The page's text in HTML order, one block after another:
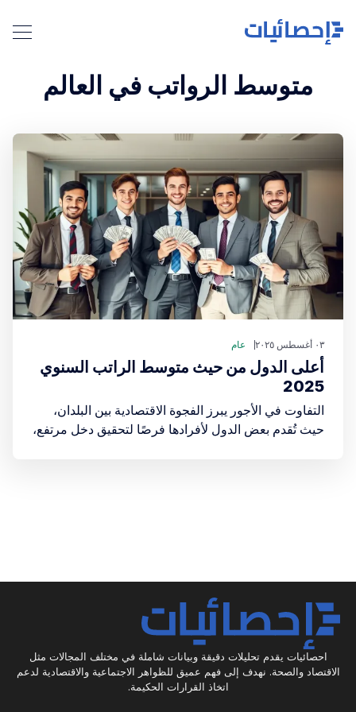
متوسط الرواتب في العالم
٠٣ أغسطس ٢٠٢٥ عام
أعلى الدول من حيث متوسط الراتب السنوي
2025
التفاوت في الأجور يبرز الفجوة الاقتصادية بين البلدان،
حيث تُقدم بعض الدول لأفرادها فرصًا لتحقيق دخل مرتفع،
احصائيات يقدم تحليلات دقيقة وبيانات شاملة في مختلف المجالات مثل
الاقتصاد والصحة. نهدف إلى فهم عميق للظواهر الاجتماعية والاقتصادية لدعم
اتخاذ القرارات الحكيمة.